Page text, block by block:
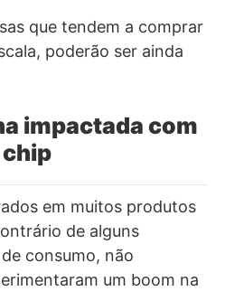
que tendem a comprar
poderão ser ainda
impactada com
em muitos produtos
de alguns
consumo, não
um boom na